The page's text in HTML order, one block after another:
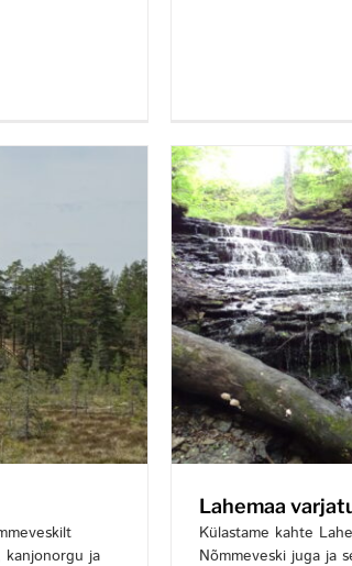
kanjonorgu ja
Lahemaa
Külastame kahte
Nõmmeveski juga ja